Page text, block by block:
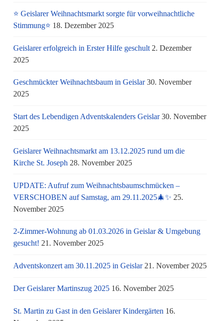
⭐ Geislarer Weihnachtsmarkt sorgte für vorweihnachtliche
Stimmung⭐ 18. Dezember 2025
Geislarer erfolgreich in Erster Hilfe geschult 2. Dezember
2025
Geschmückter Weihnachtsbaum in Geislar 30. November
2025
Start des Lebendigen Adventskalenders Geislar 30. November
2025
Geislarer Weihnachtsmarkt am 13.12.2025 rund um die
Kirche St. Joseph 28. November 2025
UPDATE: Aufruf zum Weihnachtsbaumschmücken –
VERSCHOBEN auf Samstag, am 29.11.2025🎄✨ 25.
November 2025
2-Zimmer-Wohnung ab 01.03.2026 in Geislar & Umgebung
gesucht! 21. November 2025
Adventskonzert am 30.11.2025 in Geislar 21. November 2025
Der Geislarer Martinszug 2025 16. November 2025
St. Martin zu Gast in den Geislarer Kindergärten 16.